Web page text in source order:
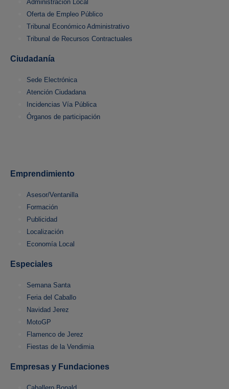
Administración Local
Oferta de Empleo Público
Tribunal Económico Administrativo
Tribunal de Recursos Contractuales
Ciudadanía
Sede Electrónica
Atención Ciudadana
Incidencias Vía Pública
Órganos de participación
Emprendimiento
Asesor/Ventanilla
Formación
Publicidad
Localización
Economía Local
Especiales
Semana Santa
Feria del Caballo
Navidad Jerez
MotoGP
Flamenco de Jerez
Fiestas de la Vendimia
Empresas y Fundaciones